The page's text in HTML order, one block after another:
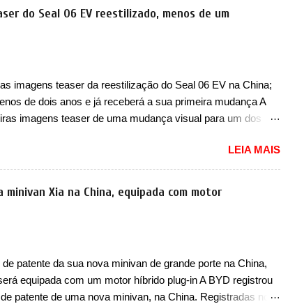
soube ser mutável com avanços importantes que a
acompanhar e agora ela abre uma distância ainda
uma picape, é uma verdadeira revolução no mercado
algo que só a Strada fez. Mais do que isso: ela é a
está ganhando se mexe sim. Ao longo da sua história,
do Seal 06 EV reestilizado, menos de um
imagens teaser da reestilização do Seal 06 EV na China;
de dois anos e já receberá a sua primeira mudança A
imagens teaser de uma mudança visual para um dos
segundo semestre de 2025. Sim, há menos de um ano. O
a ser vendido com mudanças visuais na dianteira e na
los para a identidade visual mais moderna da marca, mas
que essa mudança já seja tão recente assim (o que não
com um novo para-choque na dianteira. Ele passa a
logotipo e dos faróis. Ele ainda possui um espaço para a
e uma nova entrada de ar inferio...
LEIA MAIS
Xia na China, equipada com motor
patente da sua nova minivan de grande porte na China,
equipada com um motor híbrido plug-in A BYD registrou
patente de uma nova minivan, na China. Registradas no